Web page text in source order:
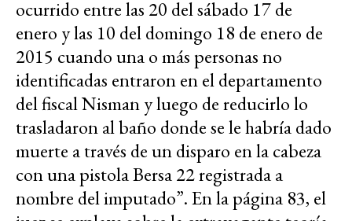
ocurrido entre las 20 del sábado 17 de
enero y las 10 del domingo 18 de enero de
2015 cuando una o más personas no
identificadas entraron en el departamento
del fiscal Nisman y luego de reducirlo lo
trasladaron al baño donde se le habría dado
muerte a través de un disparo en la cabeza
con una pistola Bersa 22 registrada a
nombre del imputado”. En la página 83, el